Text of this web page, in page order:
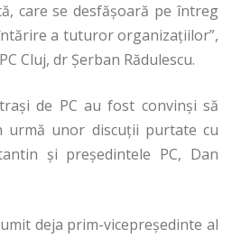
care se desfășoară pe întreg
a tuturor organizațiilor”,
Cluj, dr Șerban Rădulescu.
de PC au fost convinși să
urmă unor discuții purtate cu
și președintele PC, Dan
deja prim-vicepreședinte al